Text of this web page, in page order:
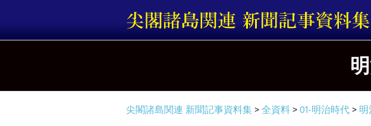
テ
ス
尖閣諸島関連 新聞記事資料集>全資料>01-明治時代>